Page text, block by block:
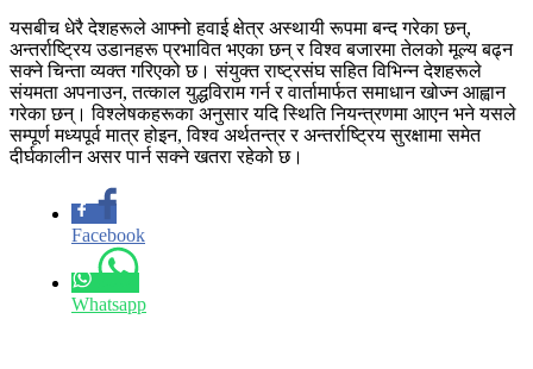
यसबीच धेरै देशहरूले आफ्नो हवाई क्षेत्र अस्थायी रूपमा बन्द गरेका छन्,
अन्तर्राष्ट्रिय उडानहरू प्रभावित भएका छन् र विश्व बजारमा तेलको मूल्य बढ्न
सक्ने चिन्ता व्यक्त गरिएको छ। संयुक्त राष्ट्रसंघ सहित विभिन्न देशहरूले
संयमता अपनाउन, तत्काल युद्धविराम गर्न र वार्तामार्फत समाधान खोज्न आह्वान
गरेका छन्। विश्लेषकहरूका अनुसार यदि स्थिति नियन्त्रणमा आएन भने यसले
सम्पूर्ण मध्यपूर्व मात्र होइन, विश्व अर्थतन्त्र र अन्तर्राष्ट्रिय सुरक्षामा समेत
दीर्घकालीन असर पार्न सक्ने खतरा रहेको छ।
Facebook
Whatsapp